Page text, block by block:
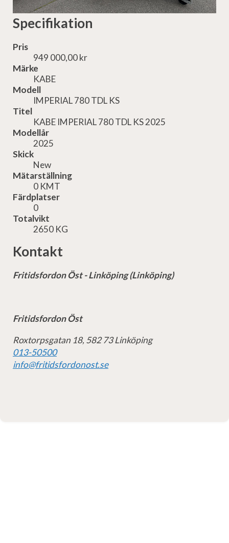
Specifikation
Pris
949 000,00 kr
Märke
KABE
Modell
IMPERIAL 780 TDL KS
Titel
KABE IMPERIAL 780 TDL KS 2025
Modellår
2025
Skick
New
Mätarställning
0 KMT
Färdplatser
0
Totalvikt
2650 KG
Kontakt
Fritidsfordon Öst - Linköping (Linköping)
Fritidsfordon Öst
Roxtorpsgatan 18, 582 73 Linköping
013-50500
info@fritidsfordonost.se